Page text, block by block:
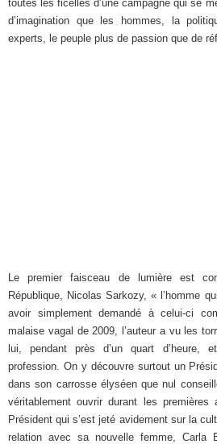
toutes les ficelles d’une campagne qui se
d’imagination que les hommes, la
experts, le peuple plus de passion que de
Le premier faisceau de lumière est
République, Nicolas Sarkozy, « l’homme
avoir simplement demandé à celui-ci
malaise vagal de 2009, l’auteur a vu les
lui, pendant près d’un quart d’heure,
profession. On y découvre surtout un
dans son carrosse élyséen que nul
véritablement ouvrir durant les
Président qui s’est jeté avidement sur la
relation avec sa nouvelle femme, Carla